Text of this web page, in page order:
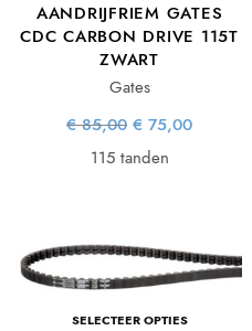
AANDRIJFRIEM GATES
CDC CARBON DRIVE 115T
ZWART
Gates
€85,00 Oorspronkelijke
prijs was:
€ 85,00.
€ 75,00
115 tanden
SELECTEER OPTIES